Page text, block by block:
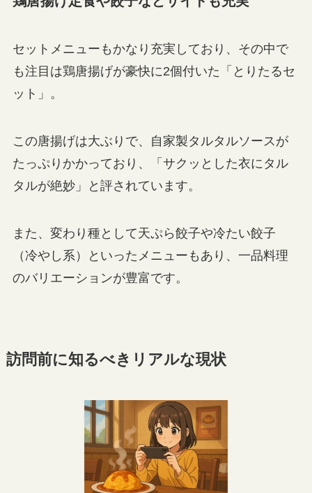
セットメニューもかなり充実しており、その中で
も注目は鶏唐揚げが豪快に2個付いた「とりたるセ
ット」。
この唐揚げは大ぶりで、自家製タルタルソースが
たっぷりかかっており、「サクッとした衣にタル
タルが絶妙」と評されています。
また、変わり種として天ぷら餃子や冷たい餃子
（冷やし系）といったメニューもあり、一品料理
のバリエーションが豊富です。
訪問前に知るべきリアルな現状